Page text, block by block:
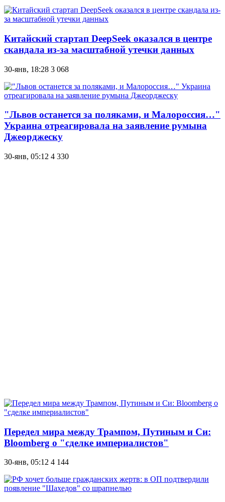
Китайский стартап DeepSeek оказался в центре
скандала из-за масштабной утечки данных
30-янв, 18:28 3 068
"Львов останется за поляками, и Малороссия…"
Украина отреагировала на заявление румына
Джеорджеску
30-янв, 05:12 4 330
Передел мира между Трампом, Путиным и Си:
Bloomberg о "сделке империалистов"
30-янв, 05:12 4 144